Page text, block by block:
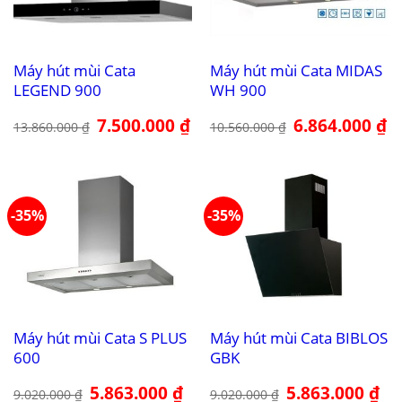
Máy hút mùi Cata
LEGEND 900
13.860.000₫ Giá
gốc
7.500.000₫Giá
hiện
Máy hút mùi Cata MIDAS
WH 900
10.560.000₫ Giá
gốc
6.864.000₫
-35%
Máy hút mùi Cata S PLUS
600
9.020.000₫ Giá
5.863.000₫Giá
-35%
Máy hút mùi Cata BIBLOS
GBK
9.020.000₫ Giá
5.863.000₫Giá